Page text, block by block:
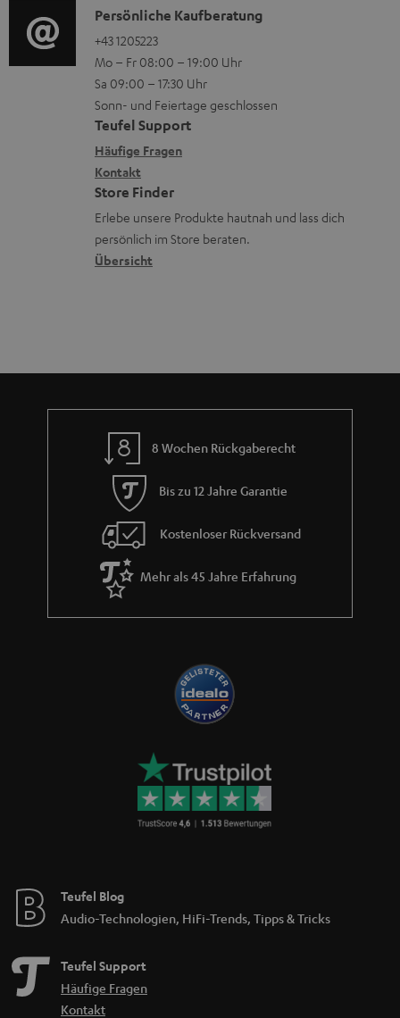
t
i
o
n
e
n
z
u
r
G
n
i
o
-
L
e
x
i
k
o
n
K
o
n
t
a
k
t
d
a
t
Persönliche Kaufberatung
+43 1205223
Mo – Fr 08:00 – 19:00 Uhr
Sa 09:00 – 17:30 Uhr
Sonn- und Feiertage geschlossen
Teufel Support
Häufige Fragen
Kontakt
Store Finder
Erlebe unsere Produkte hautnah und lass dich
persönlich im Store beraten.
Übersicht
8 Wochen Rückgaberecht
Bis zu 12 Jahre Garantie
Kostenloser Rückversand
Mehr als 45 Jahre Erfahrung
Teufel Blog
Audio-Technologien, HiFi-Trends, Tipps & Tricks
Teufel Support
Häufige Fragen
Kontakt